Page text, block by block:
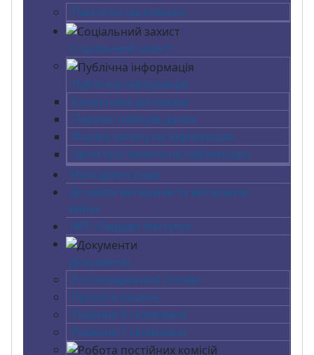
Пам'ятки населенню
Соціальний захист
Публічна інформація
Колективні договори
Перелік наборів даних
Форма запиту на інформацію
Звіти про запити на інформацію
Молодіжна рада
До уваги ветеранів та ветеранок
війни
НКР «Гвардія Наступу»
Документи
Розпорядження голови
Проєкти рішень
Рішення 8 скликання
Рішення 7 скликання